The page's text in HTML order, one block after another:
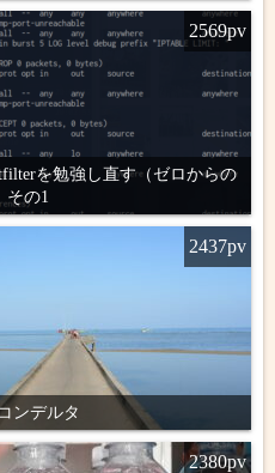
2026年4
5冊で合計10冊。
した。 ノンフィ
史紀行』 『室町
を勉強し直す（ゼロからの
その1
2569pv
ンデルタ
2437pv
2380pv